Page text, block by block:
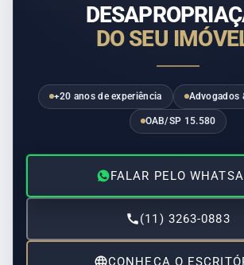
DO SEU
+20 anos de experiência Advogados
OAB/SP 15.580
FALAR PELO
(11) 3263-0883
CONHEÇA O